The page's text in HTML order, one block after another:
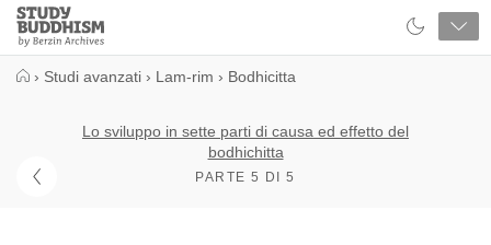
Close
Study
Buddhism
› Studi avanzati › Lam-rim › Bodhicitta
Lo sviluppo in sette parti di causa ed effetto del
bodhichitta
PARTE 5 DI 5